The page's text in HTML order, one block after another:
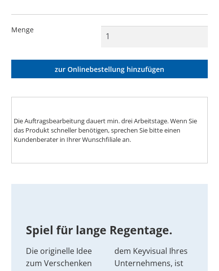
Menge
zur Onlinebestellung hinzufügen
Die Auftragsbearbeitung dauert min. drei Arbeitstage. Wenn Sie
das Produkt schneller benötigen, sprechen Sie bitte einen
Kundenberater in Ihrer Wunschfiliale an.
Spiel für lange Regentage.
Die originelle Idee
zum Verschenken
dem Keyvisual Ihres
Unternehmens, ist